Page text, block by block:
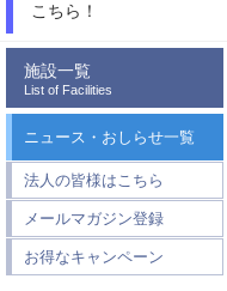
こちら！
施設一覧
List of Facilities
ニュース・おしらせ一覧
法人の皆様はこちら
メールマガジン登録
お得なキャンペーン